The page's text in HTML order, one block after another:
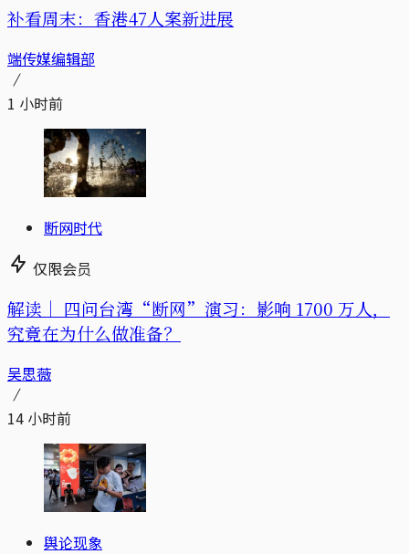
补看周末：香港47人案新进展
端传媒编辑部
1 小时前
断网时代
仅限会员
解读｜ 四问台湾“断网”演习：影响 1700 万人，
究竟在为什么做准备？
吴思薇
14 小时前
舆论现象